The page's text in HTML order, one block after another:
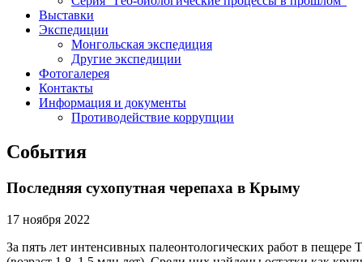
Выставки
Экспедиции
Монгольская экспедиция
Другие экспедиции
Фотогалерея
Контакты
Информация и документы
Противодействие коррупции
События
Последняя сухопутная черепаха в Крыму
17 ноября 2022
За пять лет интенсивных палеонтологических работ в